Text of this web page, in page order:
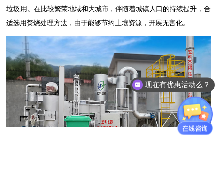
垃圾用。在比较繁荣地域和大城市，伴随着城镇人口的持续提升，合
适选用焚烧处理方法，由于能够节约土壤资源，开展无害化。
现在有优惠活动么？